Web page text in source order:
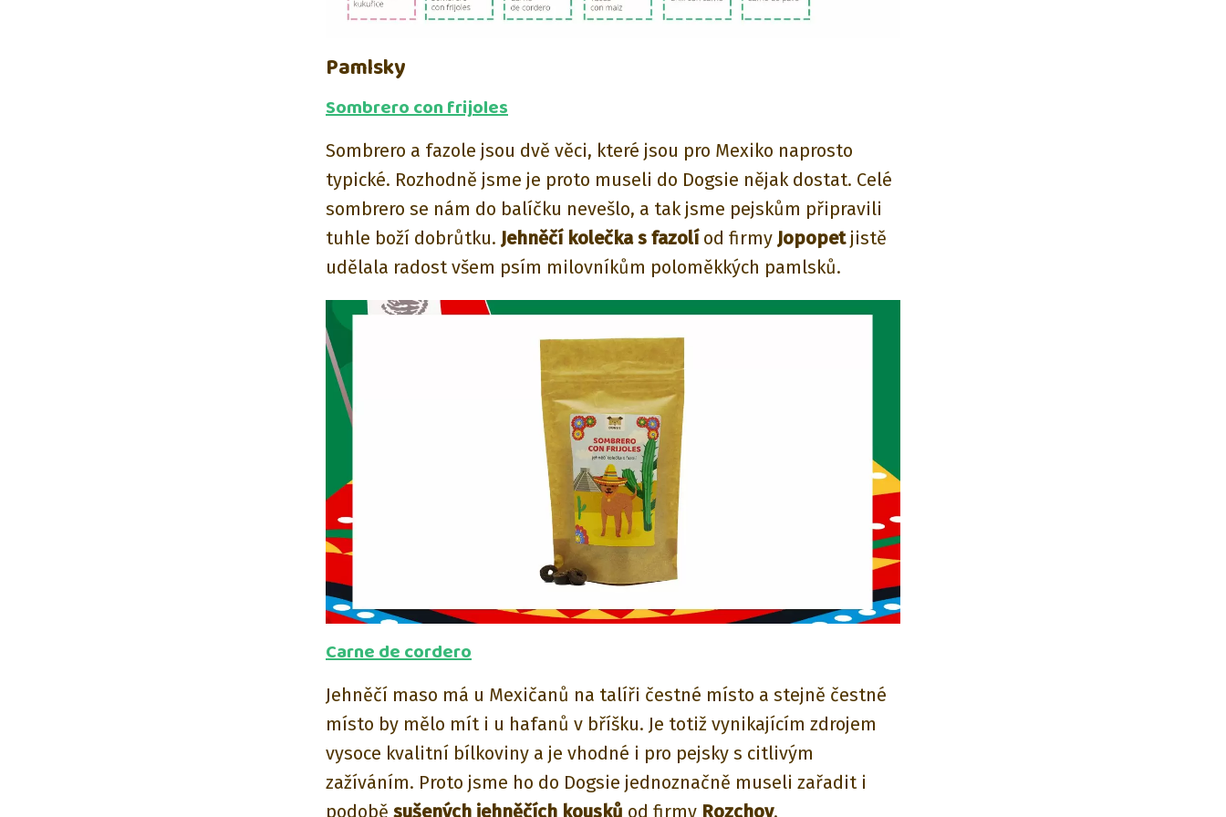
Pamlsky
Sombrero con frijoles
Sombrero a fazole jsou dvě věci, které jsou pro Mexiko naprosto
typické. Rozhodně jsme je proto museli do Dogsie nějak dostat. Celé
sombrero se nám do balíčku nevešlo, a tak jsme pejskům připravili
tuhle boží dobrůtku. Jehněčí kolečka s fazolíod firmy Jopopetjistě
udělala radost všem psím milovníkům poloměkkých pamlsků.
Carne de cordero
Jehněčí maso má u Mexičanů na talíři čestné místo a stejně čestné
místo by mělo mít i u hafanů v bříšku. Je totiž vynikajícím zdrojem
vysoce kvalitní bílkoviny a je vhodné i pro pejsky s citlivým
zažíváním. Proto jsme ho do Dogsie jednoznačně museli zařadit i
podobě sušených jehněčích kousků od firmy Rozchov.